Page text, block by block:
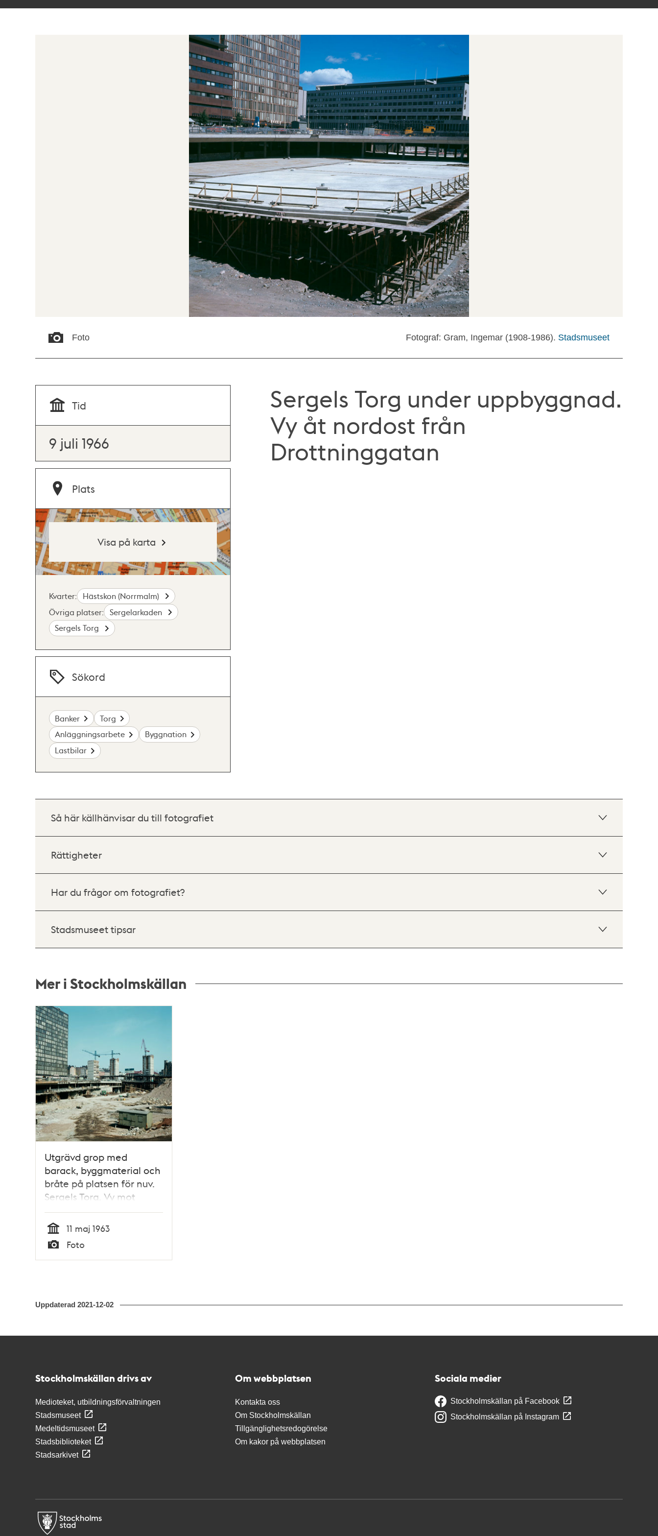
Foto Fotograf: Gram, Ingemar (1908-1986). Stadsmuseet
Sergels Torg under uppbyggnad.
Vy åt nordost från
Drottninggatan
Tid
9 juli 1966
Plats
Visa på karta
Kvarter:
Hästskon (Norrmalm)
Övriga platser:
Sergelarkaden
Sergels Torg
Sökord
Banker
Torg
Anläggningsarbete
Byggnation
Lastbilar
Så här källhänvisar du till fotografiet
Rättigheter
Har du frågor om fotografiet?
Stadsmuseet tipsar
Mer i Stockholmskällan
Relaterade
poster
och
teman
Utgrävd grop med
barack, byggmaterial och
bråte på platsen för nuv.
Sergels Torg. Vy mot
femte Hötorgshuset och
bankbygge i kv. Hästskon
Tid
11 maj 1963
Typ
Foto
Uppdaterad 2021-12-02
Stockholmskällan drivs av
Medioteket, utbildningsförvaltningen
Stadsmuseet
Medeltidsmuseet
Stadsbiblioteket
Stadsarkivet
Om webbplatsen
Kontakta oss
Om Stockholmskällan
Tillgänglighetsredogörelse
Om kakor på webbplatsen
Sociala medier
Stockholmskällan på Facebook
Stockholmskällan på Instagram